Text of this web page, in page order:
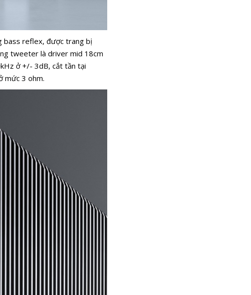
bass reflex, được trang bị
tweeter là driver mid 18cm
ở +/- 3dB, cắt tần tại
mức 3 ohm.